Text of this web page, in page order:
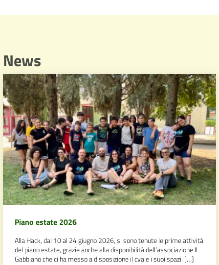
News
Piano estate 2026
Alla Hack, dal 10 al 24 giugno 2026, si sono tenute le prime attività
del piano estate, grazie anche alla disponibilità dell’associazione Il
Gabbiano che ci ha messo a disposizione il cva e i suoi spazi. […]